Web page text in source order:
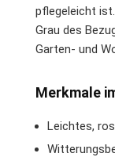
pflegeleicht
Grau des
Garten- und
Merkmale
Leichtes,